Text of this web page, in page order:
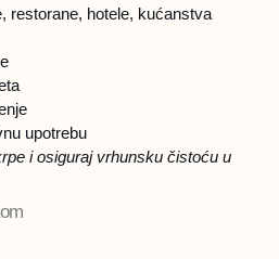
restorane, hotele, kućanstva
upotrebu
i osiguraj vrhunsku čistoću u